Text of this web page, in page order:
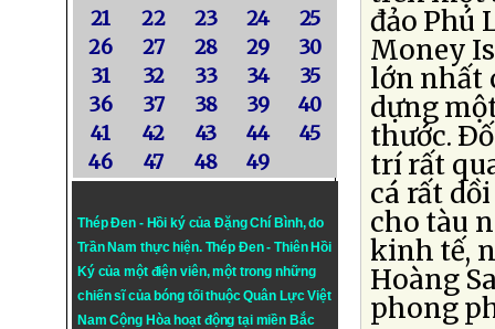
21
22 23 24
25
26
27 28 29
30
31
32 33 34
35
36
37 38 39
40
41
42 43 44
45
46
47 48 49
Thép Đen - Hồi ký của Đặng Chí Bình, do
Trần Nam thực hiện. Thép Đen- Thiên Hồi
Ký của một điện viên, một trong những
chiến sĩ của bóng tối thuộc Quân Lực Việt
Nam Cộng Hòa hoạt động tại miền Bắc
đảo Phú
Money
lớn nhất
dựng
thước.
trí rất
cá rất
cho tàu
kinh tế,
Hoàng
phong